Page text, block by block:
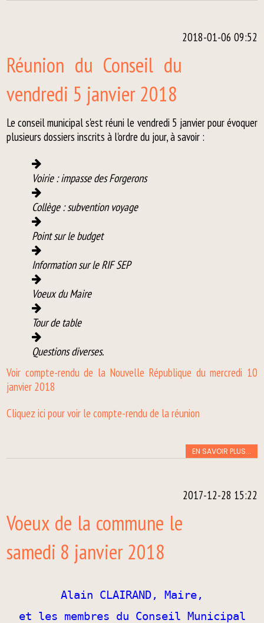
2018-01-06 09:52
Réunion du Conseil du
vendredi 5 janvier 2018
Le conseil municipal s'est réuni le vendredi 5 janvier pour évoquer
plusieurs dossiers inscrits à l'ordre du jour, à savoir :
Voirie : impasse des Forgerons
Collège : subvention voyage
Point sur le budget
Information sur le RIF SEP
Voeux du Maire
Tour de table
Questions diverses.
Voir compte-rendu de la Nouvelle République du mercredi 10
janvier 2018
Cliquez ici pour voir le compte-rendu de la réunion
EN SAVOIR PLUS...
2017-12-28 15:22
Voeux de la commune le
samedi 8 janvier 2018
Alain CLAIRAND, Maire,
et les membres du Conseil Municipal